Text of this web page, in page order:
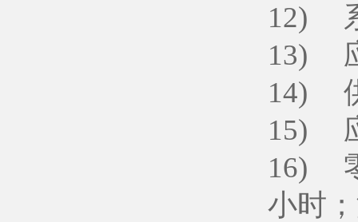
12)
13)
14)
15)
16)
小时